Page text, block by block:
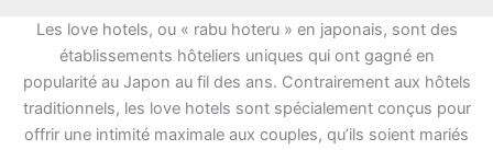
Les love hotels, ou « rabu hoteru » en japonais, sont des
établissements hôteliers uniques qui ont gagné en
popularité au Japon au fil des ans. Contrairement aux hôtels
traditionnels, les love hotels sont spécialement conçus pour
offrir une intimité maximale aux couples, qu’ils soient mariés